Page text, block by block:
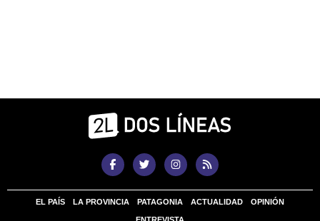
EL PAÍS LA PROVINCIA PATAGONIA ACTUALIDAD OPINIÓN